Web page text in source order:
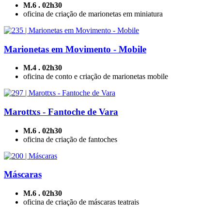
M.6 . 02h30
oficina de criação de marionetas em miniatura
Marionetas em Movimento - Mobile
M.4 . 02h30
oficina de conto e criação de marionetas mobile
Marottxs - Fantoche de Vara
M.6 . 02h30
oficina de criação de fantoches
Máscaras
M.6 . 02h30
oficina de criação de máscaras teatrais